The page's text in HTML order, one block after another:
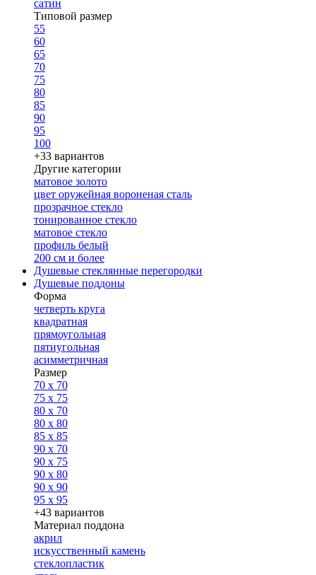
сатин
Типовой размер
55
60
65
70
75
80
85
90
95
100
+33 вариантов
Другие категории
матовое золото
цвет оружейная вороненая сталь
прозрачное стекло
тонированное стекло
матовое стекло
профиль белый
200 см и более
Душевые стеклянные перегородки
Душевые поддоны
Форма
четверть круга
квадратная
прямоугольная
пятиугольная
асимметричная
Размер
70 x 70
75 x 75
80 x 70
80 x 80
85 x 85
90 x 70
90 x 75
90 x 80
90 x 90
95 x 95
+43 вариантов
Материал поддона
акрил
искусственный камень
стеклопластик